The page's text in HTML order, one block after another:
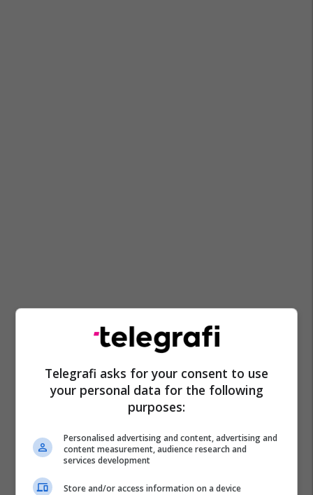
Telegrafi asks for your consent to use
your personal data for the following
purposes:
Personalised advertising and content, advertising and
content measurement, audience research and
services development
Store and/or access information on a device